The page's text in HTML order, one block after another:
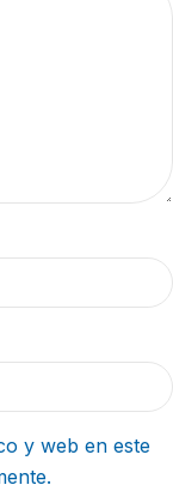
y web en este